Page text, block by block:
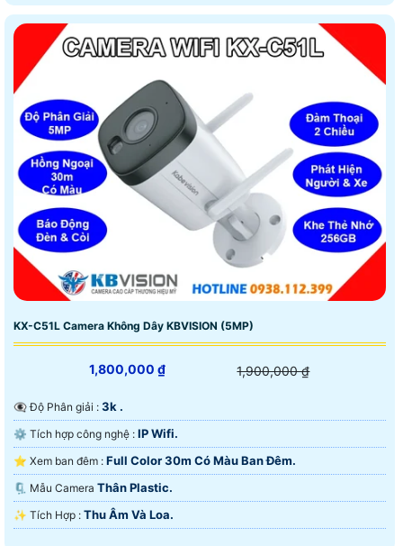
KX-C51L Camera Không Dây KBVISION (5MP)
1,800,000 ₫ 1,900,000 ₫
👁️‍🗨 Độ Phân giải : 3k .
⚙ Tích hợp công nghệ : IP Wifi.
⭐ Xem ban đêm : Full Color 30m Có Màu Ban Ðêm.
🗜️ Mẫu Camera Thân Plastic.
️✨ Tích Hợp : Thu Âm Và Loa.